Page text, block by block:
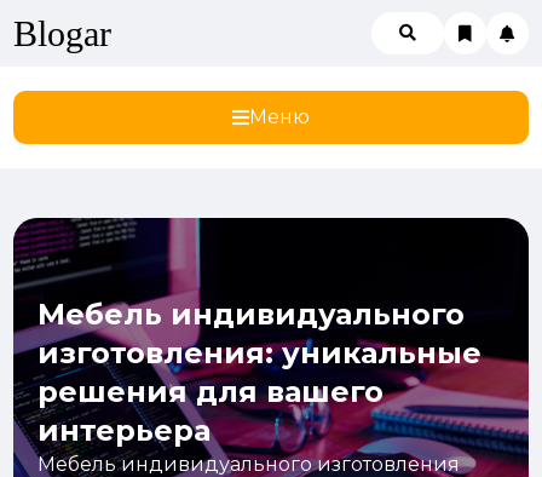
Blogar
Меню
Мебель индивидуального
изготовления: уникальные
решения для вашего
интерьера
Мебель индивидуального изготовления